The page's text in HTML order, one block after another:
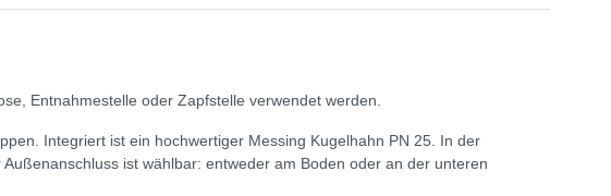
Entnahmestelle oder Zapfstelle verwendet werden.
Integriert ist ein hochwertiger Messing Kugelhahn PN 25. In der
ist wählbar: entweder am Boden oder an der unteren